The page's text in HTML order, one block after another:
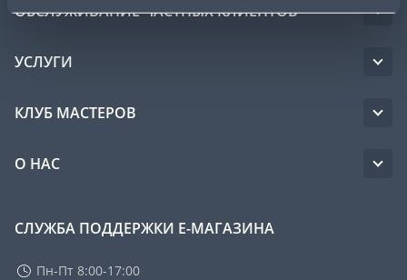
ОБСЛУЖИВАНИЕ ЧАСТНЫХ КЛИЕНТОВ
УСЛУГИ
КЛУБ МАСТЕРОВ
О НАС
СЛУЖБА ПОДДЕРЖКИ Е-МАГАЗИНА
Пн-Пт 8:00-17:00